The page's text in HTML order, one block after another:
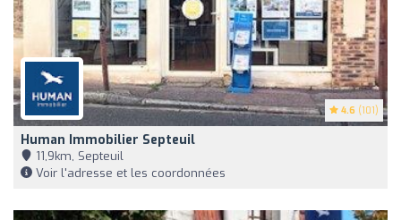
4.6 (101)
Human Immobilier Septeuil
11,9km, Septeuil
Voir l'adresse et les coordonnées